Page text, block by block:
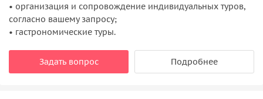
• организация и сопровождение индивидуальных туров,
согласно вашему запросу;
• гастрономические туры.
Задать вопрос Подробнее